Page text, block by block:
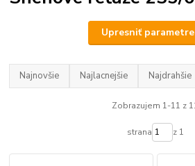
Upresniť parametre
Najnovšie Najlacnejšie Najdrahšie
Zobrazujem 1-11 z
strana z 1